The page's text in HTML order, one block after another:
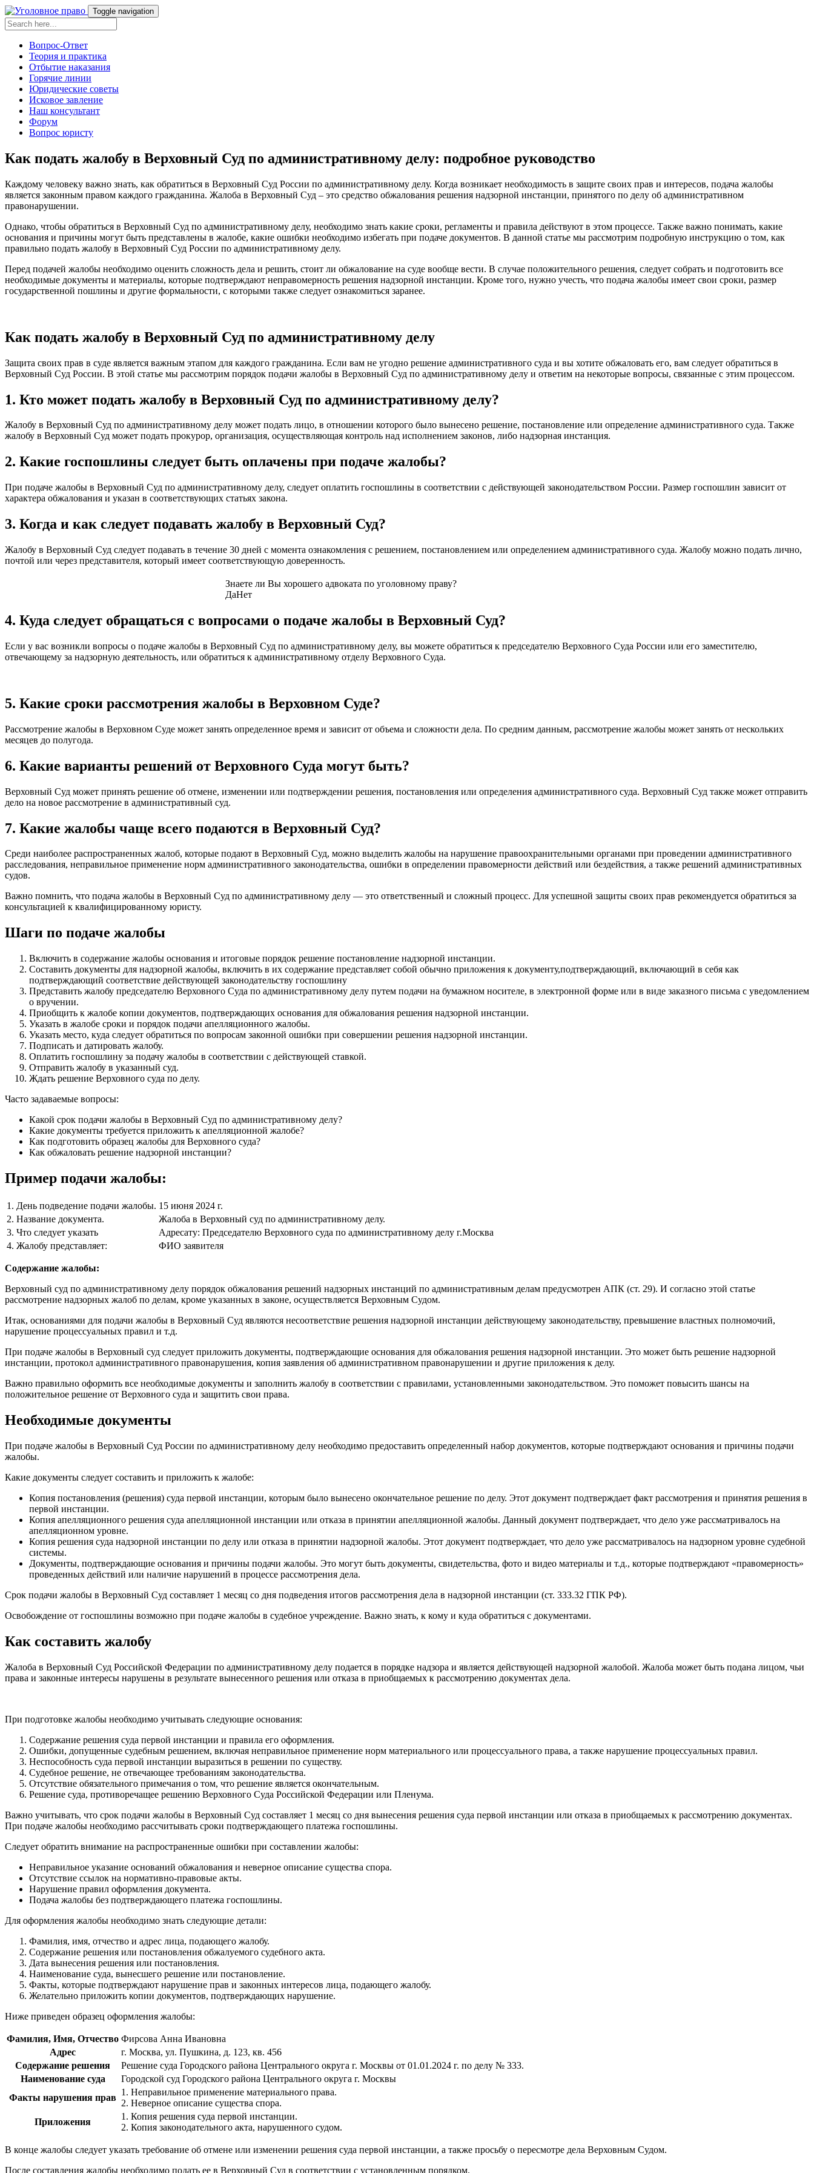
Toggle navigation
Вопрос-Ответ
Теория и практика
Отбытие наказания
Горячие линии
Юридические советы
Исковое завление
Наш консультант
Форум
Вопрос юристу
Как подать жалобу в Верховный Суд по административному делу: подробное руководство
Каждому человеку важно знать, как обратиться в Верховный Суд России по административному делу. Когда возникает необходимость в защите своих прав и интересов, подача жалобы
является законным правом каждого гражданина. Жалоба в Верховный Суд – это средство обжалования решения надзорной инстанции, принятого по делу об административном
правонарушении.
Однако, чтобы обратиться в Верховный Суд по административному делу, необходимо знать какие сроки, регламенты и правила действуют в этом процессе. Также важно понимать, какие
основания и причины могут быть представлены в жалобе, какие ошибки необходимо избегать при подаче документов. В данной статье мы рассмотрим подробную инструкцию о том, как
правильно подать жалобу в Верховный Суд России по административному делу.
Перед подачей жалобы необходимо оценить сложность дела и решить, стоит ли обжалование на суде вообще вести. В случае положительного решения, следует собрать и подготовить все
необходимые документы и материалы, которые подтверждают неправомерность решения надзорной инстанции. Кроме того, нужно учесть, что подача жалобы имеет свои сроки, размер
государственной пошлины и другие формальности, с которыми также следует ознакомиться заранее.
Как подать жалобу в Верховный Суд по административному делу
Защита своих прав в суде является важным этапом для каждого гражданина. Если вам не угодно решение административного суда и вы хотите обжаловать его, вам следует обратиться в
Верховный Суд России. В этой статье мы рассмотрим порядок подачи жалобы в Верховный Суд по административному делу и ответим на некоторые вопросы, связанные с этим процессом.
1. Кто может подать жалобу в Верховный Суд по административному делу?
Жалобу в Верховный Суд по административному делу может подать лицо, в отношении которого было вынесено решение, постановление или определение административного суда. Также
жалобу в Верховный Суд может подать прокурор, организация, осуществляющая контроль над исполнением законов, либо надзорная инстанция.
2. Какие госпошлины следует быть оплачены при подаче жалобы?
При подаче жалобы в Верховный Суд по административному делу, следует оплатить госпошлины в соответствии с действующей законодательством России. Размер госпошлин зависит от
характера обжалования и указан в соответствующих статьях закона.
3. Когда и как следует подавать жалобу в Верховный Суд?
Жалобу в Верховный Суд следует подавать в течение 30 дней с момента ознакомления с решением, постановлением или определением административного суда. Жалобу можно подать лично,
почтой или через представителя, который имеет соответствующую доверенность.
Знаете ли Вы хорошего адвоката по уголовному праву?
ДаНет
4. Куда следует обращаться с вопросами о подаче жалобы в Верховный Суд?
Если у вас возникли вопросы о подаче жалобы в Верховный Суд по административному делу, вы можете обратиться к председателю Верховного Суда России или его заместителю,
отвечающему за надзорную деятельность, или обратиться к административному отделу Верховного Суда.
5. Какие сроки рассмотрения жалобы в Верховном Суде?
Рассмотрение жалобы в Верховном Суде может занять определенное время и зависит от объема и сложности дела. По средним данным, рассмотрение жалобы может занять от нескольких
месяцев до полугода.
6. Какие варианты решений от Верховного Суда могут быть?
Верховный Суд может принять решение об отмене, изменении или подтверждении решения, постановления или определения административного суда. Верховный Суд также может отправить
дело на новое рассмотрение в административный суд.
7. Какие жалобы чаще всего подаются в Верховный Суд?
Среди наиболее распространенных жалоб, которые подают в Верховный Суд, можно выделить жалобы на нарушение правоохранительными органами при проведении административного
расследования, неправильное применение норм административного законодательства, ошибки в определении правомерности действий или бездействия, а также решений административных
судов.
Важно помнить, что подача жалобы в Верховный Суд по административному делу — это ответственный и сложный процесс. Для успешной защиты своих прав рекомендуется обратиться за
консультацией к квалифицированному юристу.
Шаги по подаче жалобы
Включить в содержание жалобы основания и итоговые порядок решение постановление надзорной инстанции.
Составить документы для надзорной жалобы, включить в их содержание представляет собой обычно приложения к документу,подтверждающий, включающий в себя как
подтверждающий соответствие действующей законодательству госпошлину
Представить жалобу председателю Верховного Суда по административному делу путем подачи на бумажном носителе, в электронной форме или в виде заказного письма с уведомлением
о вручении.
Приобщить к жалобе копии документов, подтверждающих основания для обжалования решения надзорной инстанции.
Указать в жалобе сроки и порядок подачи апелляционного жалобы.
Указать место, куда следует обратиться по вопросам законной ошибки при совершении решения надзорной инстанции.
Подписать и датировать жалобу.
Оплатить госпошлину за подачу жалобы в соответствии с действующей ставкой.
Отправить жалобу в указанный суд.
Ждать решение Верховного суда по делу.
Часто задаваемые вопросы:
Какой срок подачи жалобы в Верховный Суд по административному делу?
Какие документы требуется приложить к апелляционной жалобе?
Как подготовить образец жалобы для Верховного суда?
Как обжаловать решение надзорной инстанции?
Пример подачи жалобы:
1. День подведение подачи жалобы. 15 июня 2024 г.
2. Название документа.
Жалоба в Верховный суд по административному делу.
3. Что следует указать
Адресату: Председателю Верховного суда по административному делу г.Москва
4. Жалобу представляет: ФИО заявителя
Содержание жалобы:
Верховный суд по административному делу порядок обжалования решений надзорных инстанций по административным делам предусмотрен АПК (ст. 29). И согласно этой статье
рассмотрение надзорных жалоб по делам, кроме указанных в законе, осуществляется Верховным Судом.
Итак, основаниями для подачи жалобы в Верховный Суд являются несоответствие решения надзорной инстанции действующему законодательству, превышение властных полномочий,
нарушение процессуальных правил и т.д.
При подаче жалобы в Верховный суд следует приложить документы, подтверждающие основания для обжалования решения надзорной инстанции. Это может быть решение надзорной
инстанции, протокол административного правонарушения, копия заявления об административном правонарушении и другие приложения к делу.
Важно правильно оформить все необходимые документы и заполнить жалобу в соответствии с правилами, установленными законодательством. Это поможет повысить шансы на
положительное решение от Верховного суда и защитить свои права.
Необходимые документы
При подаче жалобы в Верховный Суд России по административному делу необходимо предоставить определенный набор документов, которые подтверждают основания и причины подачи
жалобы.
Какие документы следует составить и приложить к жалобе:
Копия постановления (решения) суда первой инстанции, которым было вынесено окончательное решение по делу. Этот документ подтверждает факт рассмотрения и принятия решения в
первой инстанции.
Копия апелляционного решения суда апелляционной инстанции или отказа в принятии апелляционной жалобы. Данный документ подтверждает, что дело уже рассматривалось на
апелляционном уровне.
Копия решения суда надзорной инстанции по делу или отказа в принятии надзорной жалобы. Этот документ подтверждает, что дело уже рассматривалось на надзорном уровне судебной
системы.
Документы, подтверждающие основания и причины подачи жалобы. Это могут быть документы, свидетельства, фото и видео материалы и т.д., которые подтверждают «правомерность»
проведенных действий или наличие нарушений в процессе рассмотрения дела.
Срок подачи жалобы в Верховный Суд составляет 1 месяц со дня подведения итогов рассмотрения дела в надзорной инстанции (ст. 333.32 ГПК РФ).
Освобождение от госпошлины возможно при подаче жалобы в судебное учреждение. Важно знать, к кому и куда обратиться с документами.
Как составить жалобу
Жалоба в Верховный Суд Российской Федерации по административному делу подается в порядке надзора и является действующей надзорной жалобой. Жалоба может быть подана лицом, чьи
права и законные интересы нарушены в результате вынесенного решения или отказа в приобщаемых к рассмотрению документах дела.
При подготовке жалобы необходимо учитывать следующие основания:
Содержание решения суда первой инстанции и правила его оформления.
Ошибки, допущенные судебным решением, включая неправильное применение норм материального или процессуального права, а также нарушение процессуальных правил.
Неспособность суда первой инстанции выразиться в решении по существу.
Судебное решение, не отвечающее требованиям законодательства.
Отсутствие обязательного примечания о том, что решение является окончательным.
Решение суда, противоречащее решению Верховного Суда Российской Федерации или Пленума.
Важно учитывать, что срок подачи жалобы в Верховный Суд составляет 1 месяц со дня вынесения решения суда первой инстанции или отказа в приобщаемых к рассмотрению документах.
При подаче жалобы необходимо рассчитывать сроки подтверждающего платежа госпошлины.
Следует обратить внимание на распространенные ошибки при составлении жалобы:
Неправильное указание оснований обжалования и неверное описание существа спора.
Отсутствие ссылок на нормативно-правовые акты.
Нарушение правил оформления документа.
Подача жалобы без подтверждающего платежа госпошлины.
Для оформления жалобы необходимо знать следующие детали:
Фамилия, имя, отчество и адрес лица, подающего жалобу.
Содержание решения или постановления обжалуемого судебного акта.
Дата вынесения решения или постановления.
Наименование суда, вынесшего решение или постановление.
Факты, которые подтверждают нарушение прав и законных интересов лица, подающего жалобу.
Желательно приложить копии документов, подтверждающих нарушение.
Ниже приведен образец оформления жалобы:
Фамилия, Имя, Отчество Фирсова Анна Ивановна
Адрес
г. Москва, ул. Пушкина, д. 123, кв. 456
Содержание решения
Решение суда Городского района Центрального округа г. Москвы от 01.01.2024 г. по делу № 333.
Наименование суда
Городской суд Городского района Центрального округа г. Москвы
Факты нарушения прав
1. Неправильное применение материального права.
2. Неверное описание существа спора.
Приложения
1. Копия решения суда первой инстанции.
2. Копия законодательного акта, нарушенного судом.
В конце жалобы следует указать требование об отмене или изменении решения суда первой инстанции, а также просьбу о пересмотре дела Верховным Судом.
После составления жалобы необходимо подать ее в Верховный Суд в соответствии с установленным порядком.